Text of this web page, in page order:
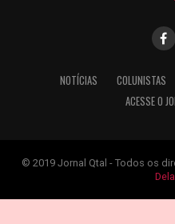
NOTÍCIAS COLUNISTAS
ACESSE O
© 2019 Jornal Qtal - Todos os